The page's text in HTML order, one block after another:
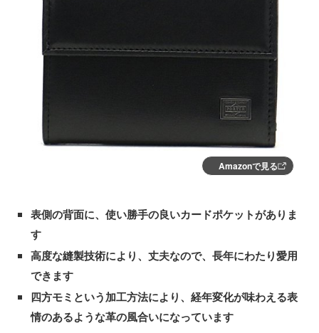
Amazonで見る
表側の背面に、使い勝手の良いカードポケットがありま
す
高度な縫製技術により、丈夫なので、長年にわたり愛用
できます
四方モミという加工方法により、経年変化が味わえる表
情のあるような革の風合いになっています